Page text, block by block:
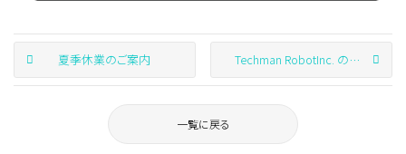
夏季休業のご案内 Techman RobotInc. のサブパートナーに認定されました。
一覧に戻る